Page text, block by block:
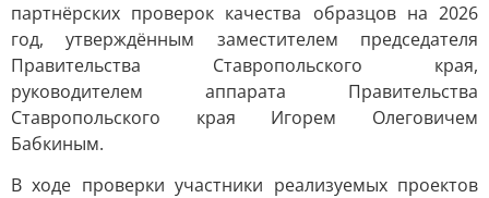
партнёрских проверок качества образцов на 2026
год, утверждённым заместителем председателя
Правительства Ставропольского края,
руководителем аппарата Правительства
Ставропольского края Игорем Олеговичем
Бабкиным.
В ходе проверки участники реализуемых проектов